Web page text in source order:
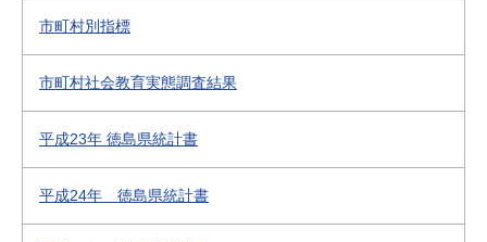
市町村別指標
市町村社会教育実態調査結果
平成23年 徳島県統計書
平成24年 徳島県統計書